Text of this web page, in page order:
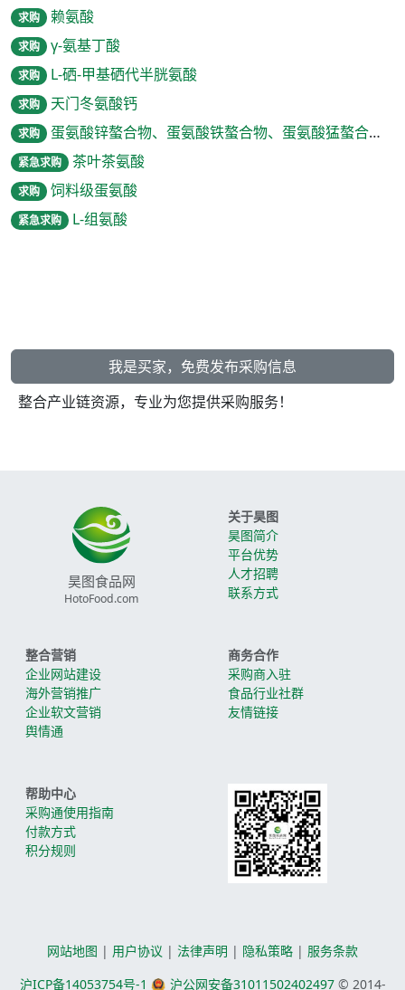
求购 赖氨酸
求购 γ-氨基丁酸
求购 L-硒-甲基硒代半胱氨酸
求购 天门冬氨酸钙
求购 蛋氨酸锌螯合物、蛋氨酸铁螯合物、蛋氨酸猛螯合物、蛋氨酸铜螯合
紧急求购 茶叶茶氨酸
求购 饲料级蛋氨酸
紧急求购 L-组氨酸
我是买家，免费发布采购信息
整合产业链资源，专业为您提供采购服务！
昊图食品网
HotoFood.com
关于昊图
昊图简介
平台优势
人才招聘
联系方式
整合营销
企业网站建设
海外营销推广
企业软文营销
舆情通
商务合作
采购商入驻
食品行业社群
友情链接
帮助中心
采购通使用指南
付款方式
积分规则
网站地图 | 用户协议 | 法律声明 | 隐私策略 | 服务条款
沪ICP备14053754号-1
沪公网安备31011502402497© 2014-